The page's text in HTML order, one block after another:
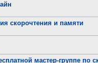
скорочтения и памяти
мастер-группе по